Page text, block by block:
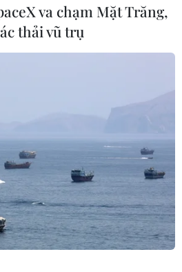
va chạm Mặt Trăng,
thải vũ trụ